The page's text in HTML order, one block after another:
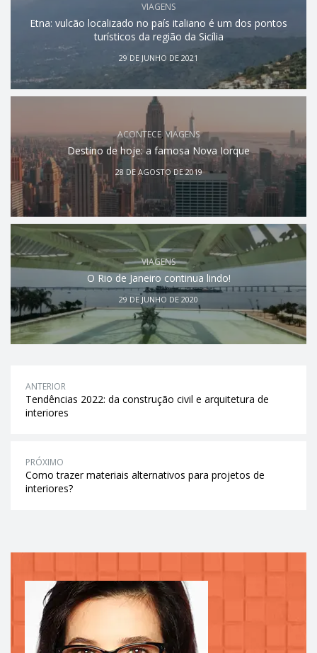
VIAGENS
Etna: vulcão localizado no país italiano é um dos pontos
turísticos da região da Sicília
29 DE JUNHO DE 2021
ACONTECE, VIAGENS
Destino de hoje: a famosa Nova Iorque
28 DE AGOSTO DE 2019
VIAGENS
O Rio de Janeiro continua lindo!
29 DE JUNHO DE 2020
ANTERIOR
Tendências 2022: da construção civil e arquitetura de
interiores
PRÓXIMO
Como trazer materiais alternativos para projetos de
interiores?